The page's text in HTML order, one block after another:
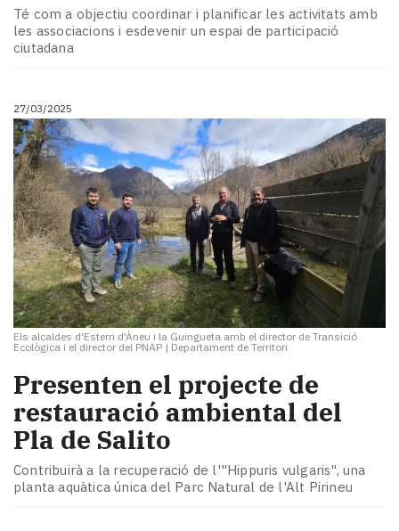
Té com a objectiu coordinar i planificar les activitats amb
les associacions i esdevenir un espai de participació
ciutadana
27/03/2025
Els alcaldes d'Esterri d'Àneu i la Guingueta amb el director de Transició
Ecològica i el director del PNAP | Departament de Territori
Presenten el projecte de
restauració ambiental del
Pla de Salito
Contribuirà a la recuperació de l'"Hippuris vulgaris", una
planta aquàtica única del Parc Natural de l'Alt Pirineu